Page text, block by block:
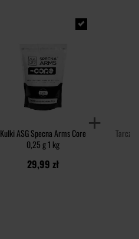
Kulki ASG Specna Arms Core
0,25 g 1 kg
29,99 zł
Tarcze